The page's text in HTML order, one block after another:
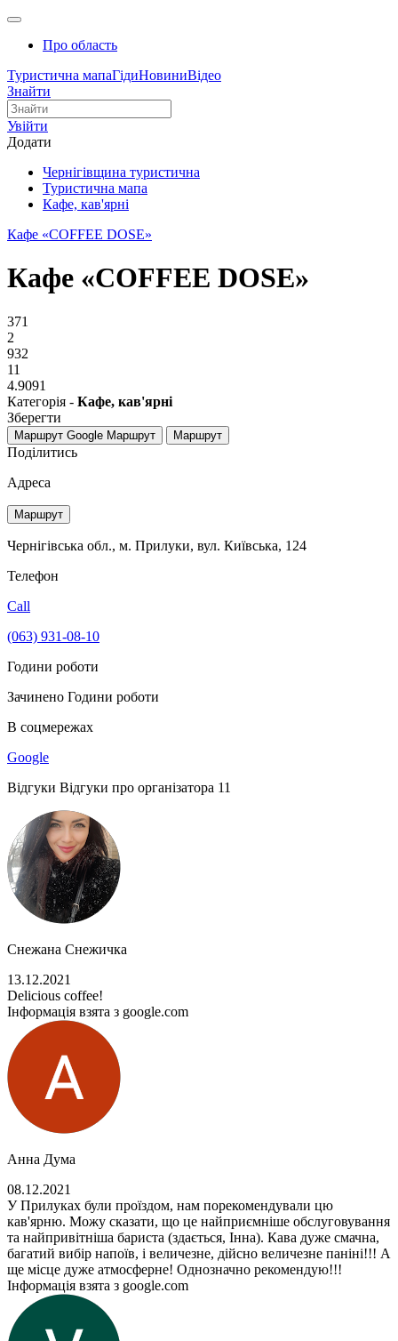
Про область
Туристична мапаГідиНовиниВідео
Знайти
Увійти
Додати
Чернігівщина туристична
Туристична мапа
Кафе, кав'ярні
Кафе «COFFEE DOSE»
Кафе «COFFEE DOSE»
371
2
932
11
4.9091
Категорія - Кафе, кав'ярні
Зберегти
Маршрут Google Маршрут Маршрут
Поділитись
Адреса
Маршрут
Чернігівська обл., м. Прилуки, вул. Київська, 124
Телефон
Call
(063) 931-08-10
Години роботи
Зачинено Години роботи
В соцмережах
Google
Відгуки Відгуки про організатора 11
Снежана Снежичка
13.12.2021
Delicious coffee!
Інформація взята з google.com
Анна Дума
08.12.2021
У Прилуках були проїздом, нам порекомендували цю
кав'ярню. Можу сказати, що це найприємніше обслуговування
та найпривітніша бариста (здається, Інна). Кава дуже смачна,
багатий вибір напоїв, і величезне, дійсно величезне паніні!!! А
ще місце дуже атмосферне! Однозначно рекомендую!!!
Інформація взята з google.com